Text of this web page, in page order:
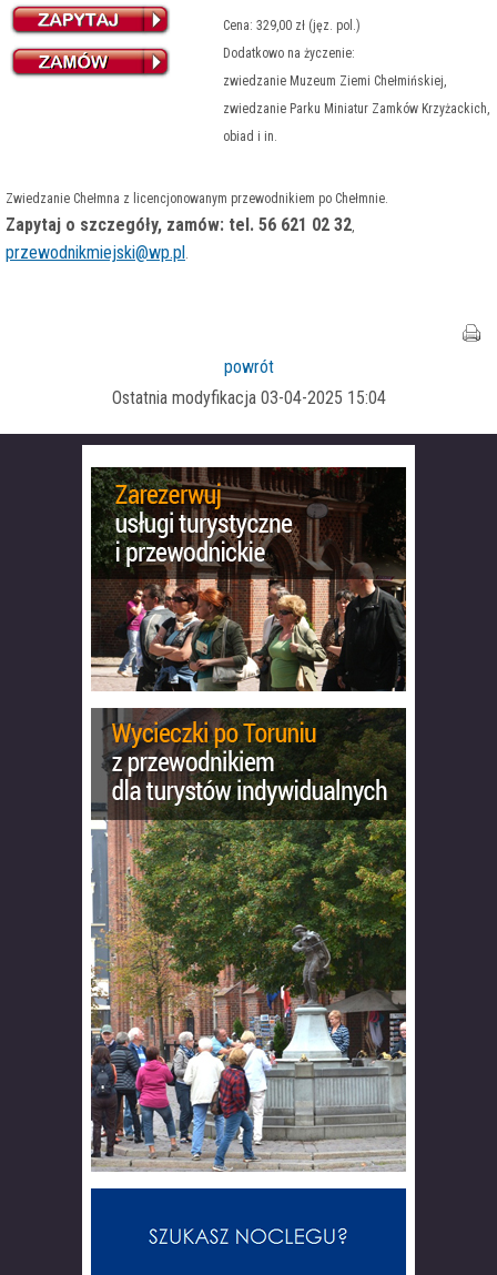
Cena: 329,00 zł (jęz. pol.)
Dodatkowo na życzenie:
zwiedzanie Muzeum Ziemi Chełmińskiej,
zwiedzanie Parku Miniatur Zamków Krzyżackich,
obiad i in.
Zwiedzanie Chełmna z licencjonowanym przewodnikiem po Chełmnie.
Zapytaj o szczegóły, zamów: tel. 56 621 02 32,
przewodnikmiejski@wp.pl.
powrót
Ostatnia modyfikacja 03-04-2025 15:04